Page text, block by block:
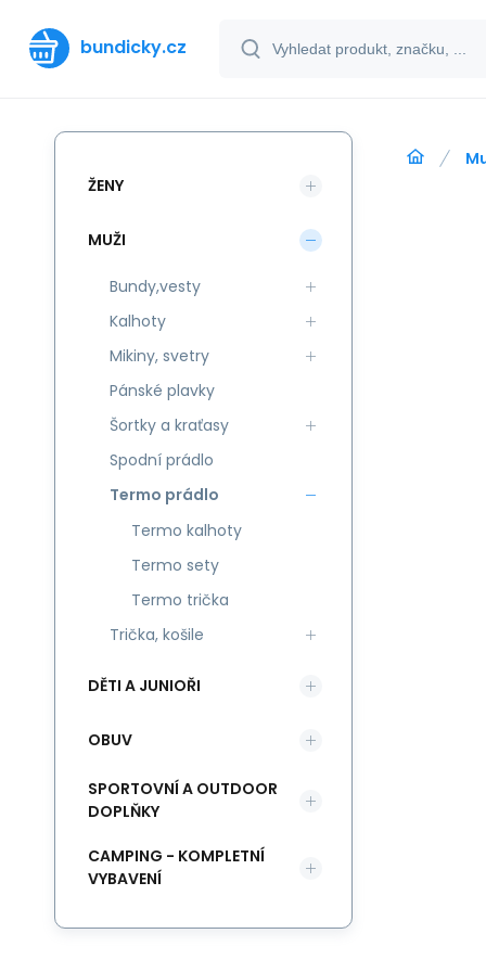
bundicky.cz
ŽENY
MUŽI
Bundy,vesty
Kalhoty
Mikiny, svetry
Pánské plavky
Šortky a kraťasy
Spodní prádlo
Termo prádlo
Termo kalhoty
Termo sety
Termo trička
Trička, košile
DĚTI A JUNIOŘI
OBUV
SPORTOVNÍ A OUTDOOR
DOPLŇKY
CAMPING - KOMPLETNÍ
VYBAVENÍ